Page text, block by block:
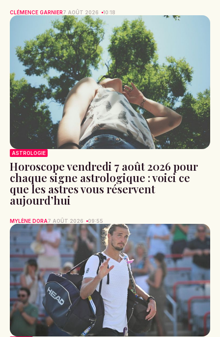
CLÉMENCE GARNIER7 AOÛT 2026 10:18
ASTROLOGIE
Horoscope vendredi 7 août 2026 pour
chaque signe astrologique : voici ce
que les astres vous réservent
aujourd’hui
MYLÈNE DORA7 AOÛT 2026 09:55